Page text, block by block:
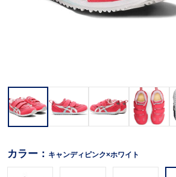
カラー： キャンディピンク×ホワイト